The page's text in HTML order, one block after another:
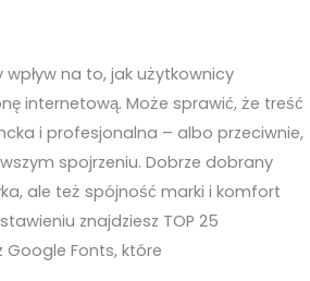
na to, jak użytkownicy
internetową. Może sprawić, że treść
i profesjonalna – albo przeciwnie,
spojrzeniu. Dobrze dobrany
ale też spójność marki i komfort
znajdziesz TOP 25
Fonts, które